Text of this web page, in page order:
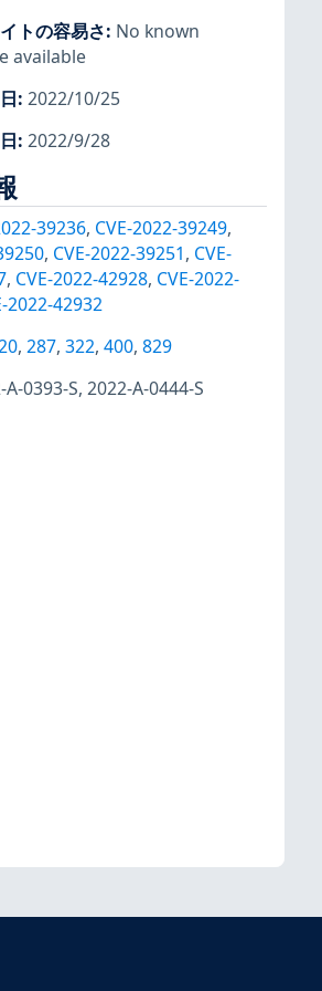
トの容易さ: No known
available
: 2022/10/25
: 2022/9/28
39236, CVE-2022-39249,
, CVE-2022-39251, CVE-
, CVE-2022-42928, CVE-2022-
2022-42932
, 287, 322, 400, 829
A-0393-S, 2022-A-0444-S